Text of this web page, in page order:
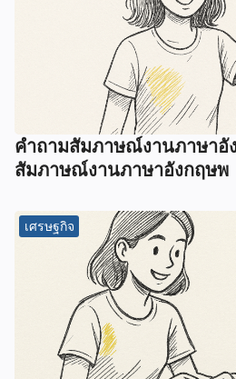
คําถามสัมภาษณ์งานภาษาอั
สัมภาษณ์งานภาษาอังกฤษพ
เศรษฐกิจ